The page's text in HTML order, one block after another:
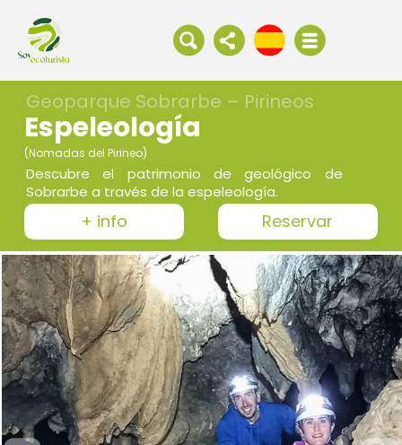
Geoparque Sobrarbe – Pirineos
Espeleología
(Nomadas del Pirineo)
Descubre el patrimonio de geológico de
Sobrarbe a través de la espeleología.
+ info Reservar